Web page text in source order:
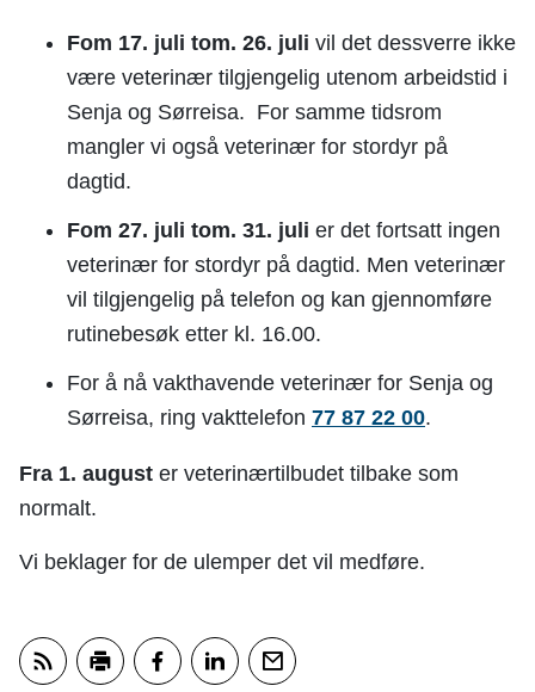
Fom 17. juli tom. 26. juli vil det dessverre ikke
være veterinær tilgjengelig utenom arbeidstid i
Senja og Sørreisa. For samme tidsrom
mangler vi også veterinær for stordyr på
dagtid.
Fom 27. juli tom. 31. juli er det fortsatt ingen
veterinær for stordyr på dagtid. Men veterinær
vil tilgjengelig på telefon og kan gjennomføre
rutinebesøk etter kl. 16.00.
For å nå vakthavende veterinær for Senja og
Sørreisa, ring vakttelefon 77 87 22 00.
Fra 1. august er veterinærtilbudet tilbake som
normalt.
Vi beklager for de ulemper det vil medføre.